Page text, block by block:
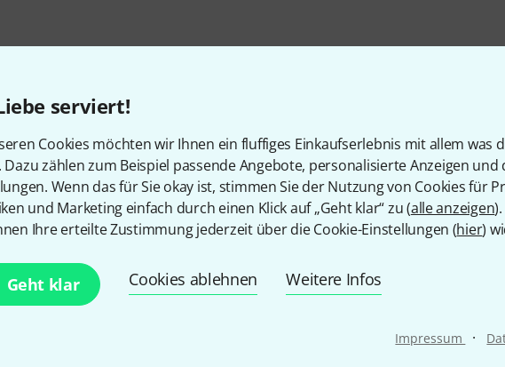
serviert!
Cookies möchten wir Ihnen ein fluffiges Einkaufserlebnis mit allem was
Dazu zählen zum Beispiel passende Angebote, personalisierte Anzeigen und
Wenn das für Sie okay ist, stimmen Sie der Nutzung von Cookies für
und Marketing einfach durch einen Klick auf „Geht klar“ zu (alle anzeigen).
Ihre erteilte Zustimmung jederzeit über die Cookie-Einstellungen (hier)
Geht klar Cookies ablehnen Weitere Infos
Impressum ·
Gefällt Ihnen, was Sie sehen?